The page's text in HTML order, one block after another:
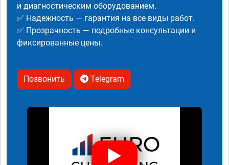
и диагностическим оборудованием.
✅ Надежность — гарантия на все виды работ.
✅ Прозрачность — подробные консультации и
фиксированные цены.
Позвонить Telegram